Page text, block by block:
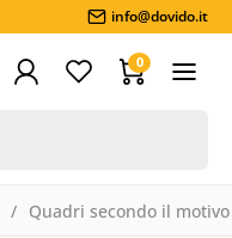
info@dovido.it
0
Quadri secondo il motivo